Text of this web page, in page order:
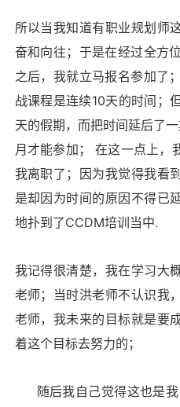
所以当我知道有职业规划师
奋和向往；于是在经过全方
之后，我就立马报名参加了
战课程是连续10天的时间；
天的假期，而把时间延后了
月才能参加； 在这一点上，
我离职了；因为我觉得我看
是却因为时间的原因不得已
地扑到了CCDM培训当中.
我记得很清楚，我在学习大
老师；当时洪老师不认识我
老师，我未来的目标就是要
着这个目标去努力的；
随后我自己觉得这也是